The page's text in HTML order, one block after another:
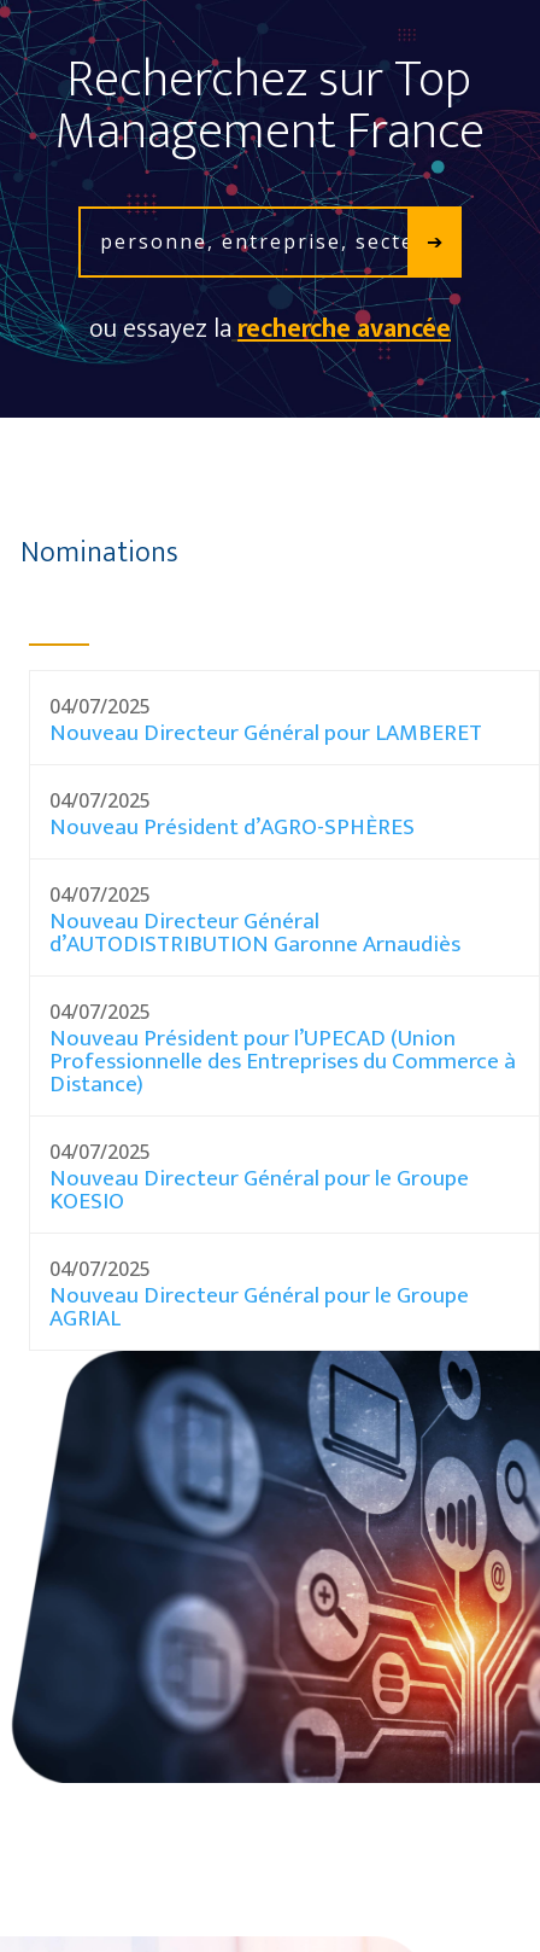
Recherchez sur Top
Management France
ou essayez larecherche avancée
Nominations
04/07/2025
Nouveau Directeur Général pour LAMBERET
04/07/2025
Nouveau Président d’AGRO-SPHÈRES
04/07/2025
Nouveau Directeur Général
d’AUTODISTRIBUTION Garonne Arnaudiès
04/07/2025
Nouveau Président pour l’UPECAD (Union
Professionnelle des Entreprises du Commerce à
Distance)
04/07/2025
Nouveau Directeur Général pour le Groupe
KOESIO
04/07/2025
Nouveau Directeur Général pour le Groupe
AGRIAL